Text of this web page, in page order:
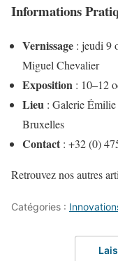
Informations
Vernissage : jeudi 9
Miguel Chevalier
Exposition : 10–12
Lieu : Galerie
Bruxelles
Contact : +32 (0)
Retrouvez nos autres
Catégories :